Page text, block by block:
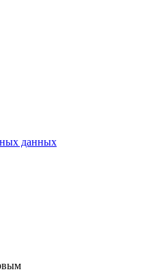
данных